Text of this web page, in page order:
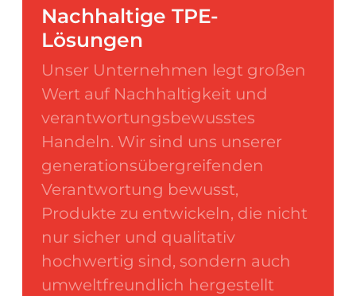
Nachhaltige TPE-
Lösungen
Unser Unternehmen legt großen
Wert auf Nachhaltigkeit und
verantwortungsbewusstes
Handeln. Wir sind uns unserer
generationsübergreifenden
Verantwortung bewusst,
Produkte zu entwickeln, die nicht
nur sicher und qualitativ
hochwertig sind, sondern auch
umweltfreundlich hergestellt